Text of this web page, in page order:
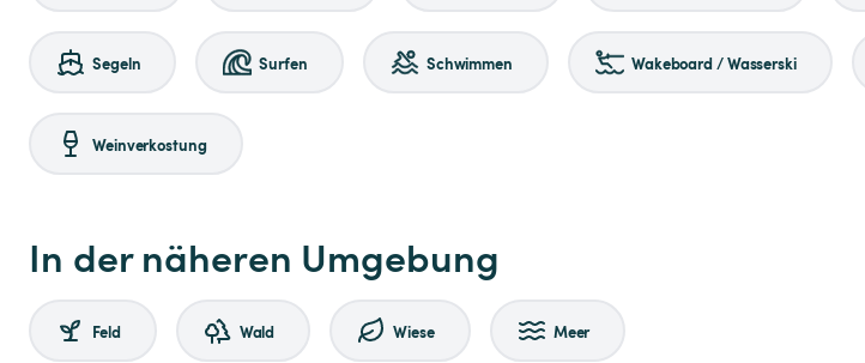
Segeln Surfen Schwimmen Wakeboard / Wasserski
Weinverkostung
In der näheren Umgebung
Feld Wald Wiese Meer